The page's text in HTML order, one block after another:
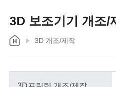
3D 보조기기 개조/
3D 개조/제작